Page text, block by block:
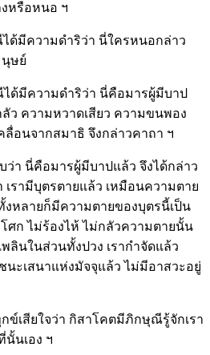
งหรือหนอ ฯ
ด้มีความดำริว่า นี่ใครหนอกล่าว
ษย์
มีความดำริว่า นี่คือมารผู้มีบาป
ลัว ความหวาดเสียว ความขนพอง
ลื่อนจากสมาธิ จึงกล่าวคาถา ฯ
า นี่คือมารผู้มีบาปแล้ว จึงได้กล่าว
รามีบุตรตายแล้ว เหมือนความตาย
หลายก็มีความตายของบุตรนี้เป็น
ศก ไม่ร้องไห้ ไม่กลัวความตายนั้น
ลินในส่วนทั้งปวง เรากำจัดแล้ว
นะเสนาแห่งมัจจุแล้ว ไม่มีอาสวะอยู่
ข์เสียใจว่า กิสาโคตมีภิกษุณีรู้จักเรา
นั้นเอง ฯ